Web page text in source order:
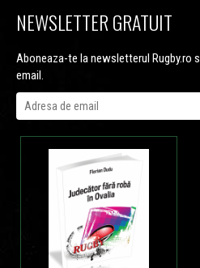
NEWSLETTER GRATUIT
Aboneaza-te la newsletterul Rugby.ro
email.